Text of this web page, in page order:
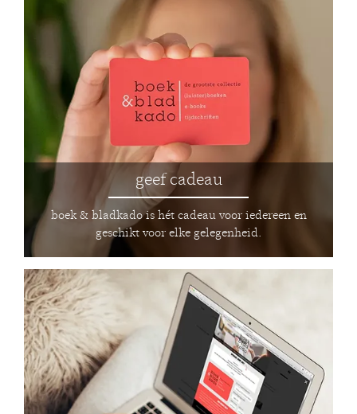
geef cadeau
boek & bladkado is hét cadeau voor iedereen en
geschikt voor elke gelegenheid.